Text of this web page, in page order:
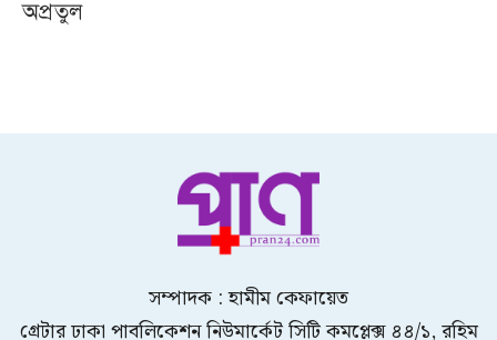
অপ্রতুল
সম্পাদক : হামীম কেফায়েত
গ্রেটার ঢাকা পাবলিকেশন নিউমার্কেট সিটি কমপ্লেক্স ৪৪/১, রহিম